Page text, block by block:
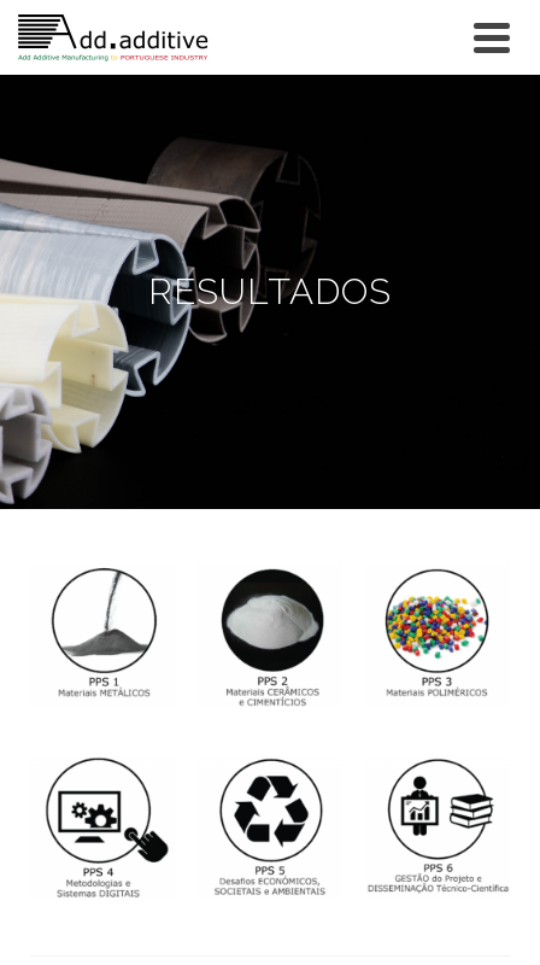
RESULTADOS